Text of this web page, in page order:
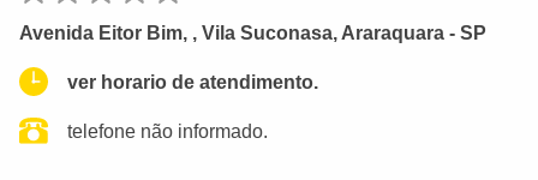
Avenida Eitor Bim, , Vila Suconasa, Araraquara - SP
ver horario de atendimento.
telefone não informado.